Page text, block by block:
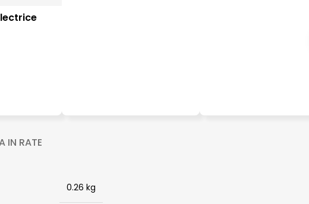
IN RATE
0.26 kg